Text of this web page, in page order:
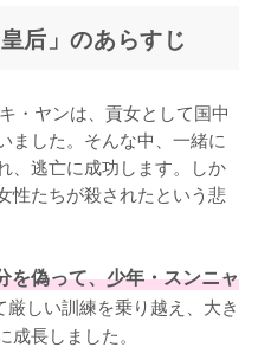
后」のあらすじ
・ヤンは、貢女として国中
ました。そんな中、一緒に
、逃亡に成功します。しか
性たちが殺されたという悲
を偽って、少年・スンニャ
厳しい訓練を乗り越え、大き
長しました。